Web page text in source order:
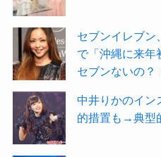
セブンイレブン
で「沖縄に来
セブンないの？
中井りかのイン
的措置も→典型